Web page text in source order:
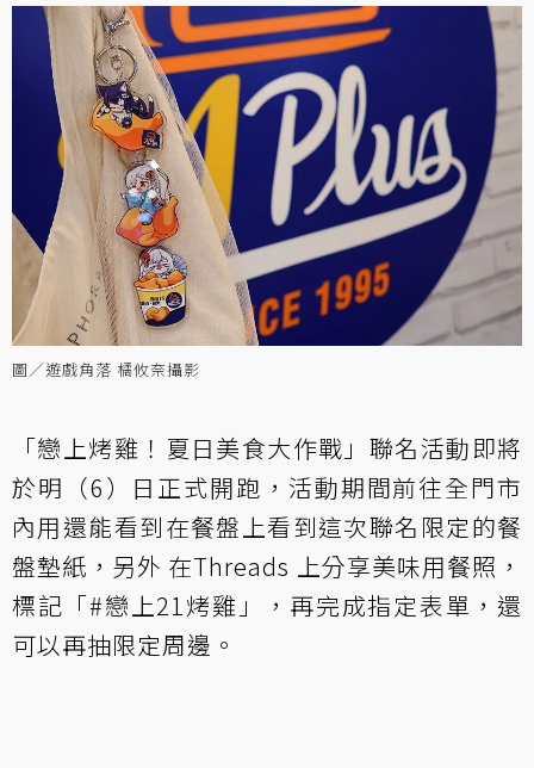
圖／遊戲角落 橘攸奈攝影
「戀上烤雞！夏日美食大作戰」聯名活動即將
於明（6）日正式開跑，活動期間前往全門市
內用還能看到在餐盤上看到這次聯名限定的餐
盤墊紙，另外 在Threads 上分享美味用餐照，
標記「#戀上21烤雞」，再完成指定表單，還
可以再抽限定周邊。